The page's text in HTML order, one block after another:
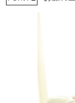
国内出張撮影